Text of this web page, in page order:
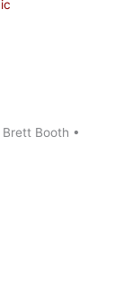
Booth •